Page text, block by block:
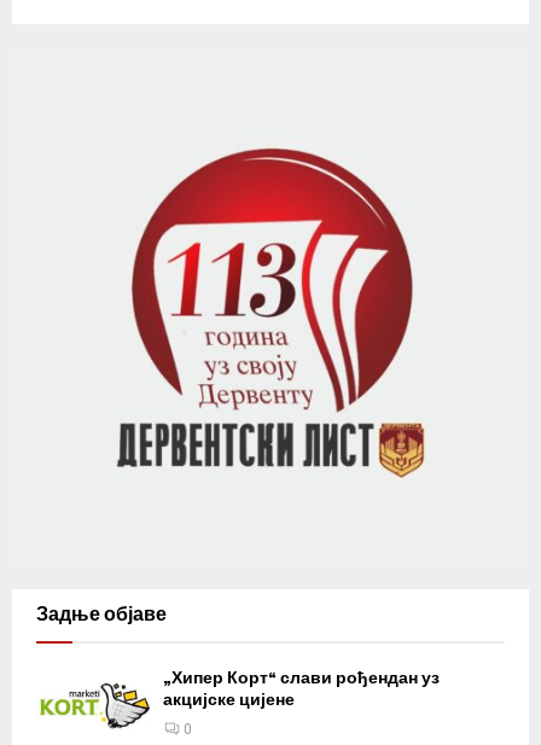
Задње објаве
„Хипер Корт“ слави рођендан уз
акцијске цијене
0